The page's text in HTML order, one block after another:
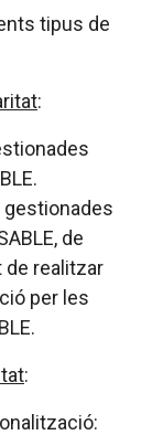
tipus de
:
gestionades
de
de realitzar
per les
: